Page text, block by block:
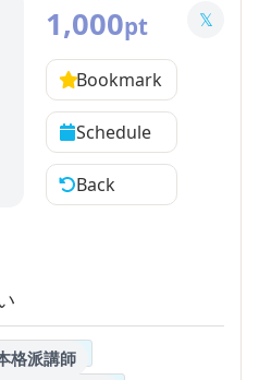
𝕏
1,000pt
Bookmark
Schedule
Back
格派講師